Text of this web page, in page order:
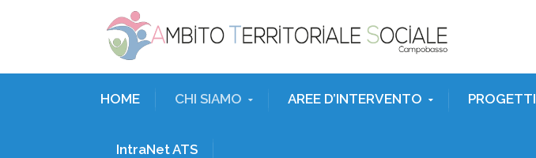
HOME CHI SIAMO AREE D’INTERVENTO PROGETTI
IntraNet ATS